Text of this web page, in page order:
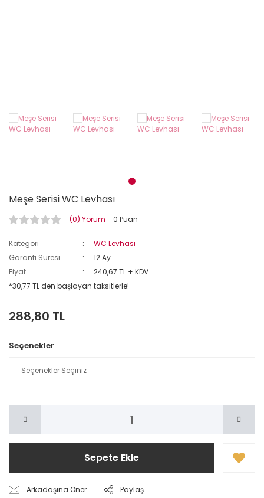
Meşe Serisi WC Levhası
(0) Yorum - 0 Puan
Kategori
WC Levhası
Garanti Süresi
12 Ay
Fiyat
240,67 TL + KDV
*30,77 TL den başlayan taksitlerle!
288,80 TL
Seçenekler
Sepete Ekle
Arkadaşına Öner Paylaş